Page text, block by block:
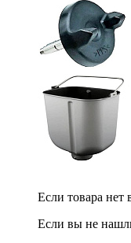
Если товара нет
Если вы не